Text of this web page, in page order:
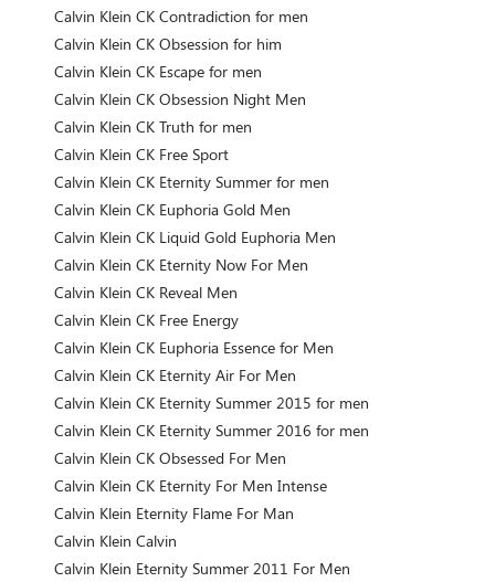
Calvin Klein CK Contradiction for men
Calvin Klein CK Obsession for him
Calvin Klein CK Escape for men
Calvin Klein CK Obsession Night Men
Calvin Klein CK Truth for men
Calvin Klein CK Free Sport
Calvin Klein CK Eternity Summer for men
Calvin Klein CK Euphoria Gold Men
Calvin Klein CK Liquid Gold Euphoria Men
Calvin Klein CK Eternity Now For Men
Calvin Klein CK Reveal Men
Calvin Klein CK Free Energy
Calvin Klein CK Euphoria Essence for Men
Calvin Klein CK Eternity Air For Men
Calvin Klein CK Eternity Summer 2015 for men
Calvin Klein CK Eternity Summer 2016 for men
Calvin Klein CK Obsessed For Men
Calvin Klein CK Eternity For Men Intense
Calvin Klein Eternity Flame For Man
Calvin Klein Calvin
Calvin Klein Eternity Summer 2011 For Men